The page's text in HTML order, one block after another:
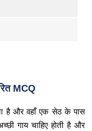
MCQ
है और वहाँ एक सेठ के पास
गाय चाहिए होती है और